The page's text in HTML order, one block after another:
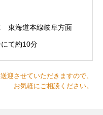
東海道本線岐阜方面
て約10分
迎させていただきますので、
お気軽にご相談ください。